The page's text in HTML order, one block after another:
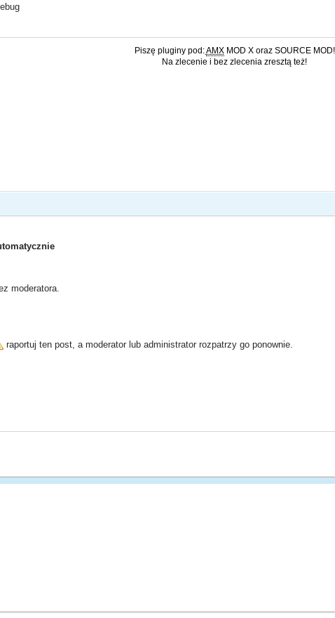
Piszę pluginy pod:AMXMOD X oraz SOURCE MOD!
Na zlecenie i bez zlecenia zresztą też!
moderatora.
raportuj ten post, a moderator lub administrator rozpatrzy go ponownie.